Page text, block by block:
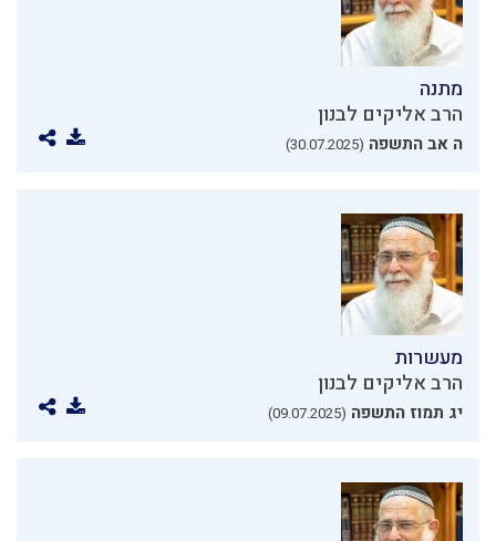
מתנה
הרב אליקים לבנון
ה אב התשפה (30.07.2025)
מעשרות
הרב אליקים לבנון
יג תמוז התשפה (09.07.2025)